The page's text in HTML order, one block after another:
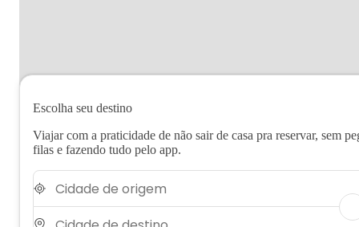
Escolha seu destino
Viajar com a praticidade de não sair de casa pra reservar, sem
filas e fazendo tudo pelo app.